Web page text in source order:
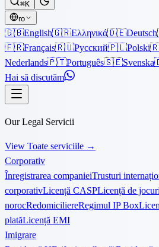
⌘K
ro
🇬🇧English🇬🇷Ελληνικά🇩🇪Deutsch
🇫🇷Français🇷🇺Русский🇵🇱Polski
Nederlands🇵🇹Português🇸🇪Svenska
Hai să discutăm
Our Legal Servicii
View Toate serviciile →
Corporativ
Înregistrarea companieiTrusturi
corporativLicență CASPLicență de
norocRedomiciliereRegimul IP Box
platăLicență EMI
Imigrare